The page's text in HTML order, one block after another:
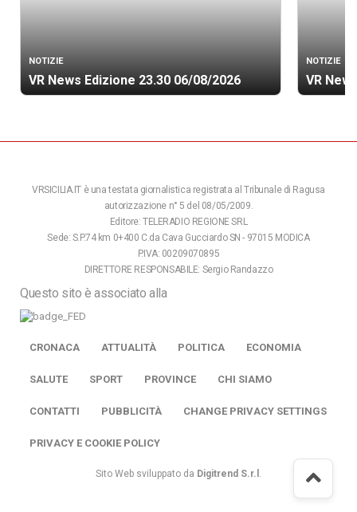
NOTIZIE
VR News Edizione 23.30 06/08/2026
NOTIZIE
VR
VRSICILIA.IT è una testata giornalistica registrata al Tribunale di Ragusa
autorizzazione n° 5 del 08/05/2009.
Editore: TELERADIO REGIONE SRL
Sede: S.P.74 km 0+400 C.da Cava Gucciardo SN - 97015 MODICA
P.IVA: 00209070895
DIRETTORE RESPONSABILE: Sergio Randazzo
Questo sito è associato alla
CRONACA ATTUALITÀ POLITICA ECONOMIA
SALUTE SPORT PROVINCE CHI SIAMO
CONTATTI PUBBLICITÀ CHANGE PRIVACY SETTINGS
PRIVACY E COOKIE POLICY
Sito Web sviluppato da Digitrend S.r.l .